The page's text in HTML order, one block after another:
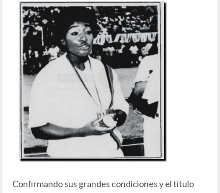
Confirmando sus grandes condiciones y el título